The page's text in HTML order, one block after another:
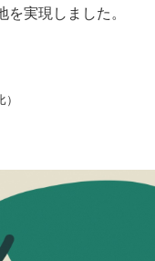
実現しました。